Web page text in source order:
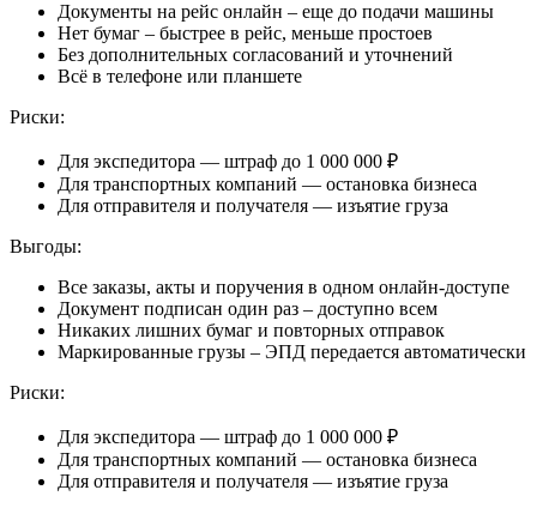
Документы на рейс онлайн – еще до подачи машины
Нет бумаг – быстрее в рейс, меньше простоев
Без дополнительных согласований и уточнений
Всё в телефоне или планшете
Риски:
Для экспедитора — штраф до 1 000 000 ₽
Для транспортных компаний — остановка бизнеса
Для отправителя и получателя — изъятие груза
Выгоды:
Все заказы, акты и поручения в одном онлайн-доступе
Документ подписан один раз – доступно всем
Никаких лишних бумаг и повторных отправок
Маркированные грузы – ЭПД передается автоматически
Риски:
Для экспедитора — штраф до 1 000 000 ₽
Для транспортных компаний — остановка бизнеса
Для отправителя и получателя — изъятие груза